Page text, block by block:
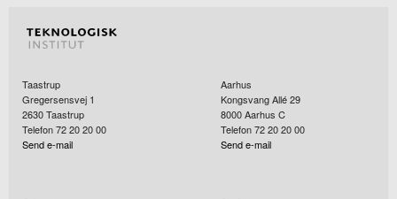
Taastrup
Gregersensvej 1
2630Taastrup
Telefon 72 20 20 00
Send e-mail
Aarhus
Kongsvang Allé 29
8000Aarhus C
Telefon 72 20 20 00
Send e-mail